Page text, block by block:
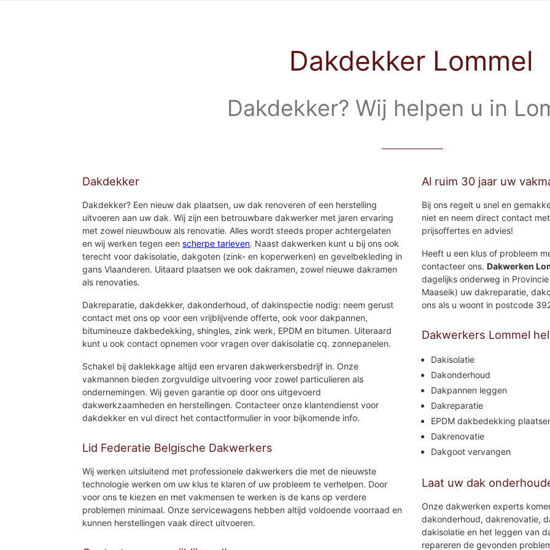
Dakdekker Lommel
Dakdekker? Wij helpen u in
Dakdekker
Dakdekker? Een nieuw dak plaatsen, uw dak renoveren of een herstelling
uitvoeren aan uw dak. Wij zijn een betrouwbare dakwerker met jaren ervaring
met zowel nieuwbouw als renovatie. Alles wordt steeds proper achtergelaten
en wij werken tegen eenscherpe tarieven. Naast dakwerken kunt u bij ons ook
terecht voor dakisolatie, dakgoten (zink- en koperwerken) en gevelbekleding in
gans Vlaanderen. Uitaard plaatsen we ook dakramen, zowel nieuwe dakramen
als renovaties.
Dakreparatie, dakdekker, dakonderhoud, of dakinspectie nodig: neem gerust
contact met ons op voor een vrijblijvende offerte, ook voor dakpannen,
bitumineuze dakbedekking, shingles, zink werk, EPDM en bitumen. Uiteraard
kunt u ook contact opnemen voor vragen over dakisolatie cq. zonnepanelen.
Schakel bij daklekkage altijd een ervaren dakwerkersbedrijf in. Onze
vakmannen bieden zorgvuldige uitvoering voor zowel particulieren als
ondernemingen. Wij geven garantie op door ons uitgevoerd
dakwerkzaamheden en herstellingen. Contacteer onze klantendienst voor
dakdekker en vul direct het contactformulier in voor bijkomende info.
Lid Federatie Belgische Dakwerkers
Wij werken uitsluitend met professionele dakwerkers die met de nieuwste
technologie werken om uw klus te klaren of uw probleem te verhelpen. Door
voor ons te kiezen en met vakmensen te werken is de kans op verdere
problemen minimaal. Onze servicewagens hebben altijd voldoende voorraad en
kunnen herstellingen vaak direct uitvoeren.
Al ruim 30 jaar uw
Bij ons regelt u snel en
niet en neem direct contact
prijsoffertes en advies!
Heeft u een klus of probleem
contacteer ons. Dakwerken
dagelijks onderweg in
Maaseik) uw dakreparatie,
ons als u woont in postcode
Dakwerkers Lommel
Dakisolatie
Dakonderhoud
Dakpannen leggen
Dakreparatie
EPDM dakbedekking
Dakrenovatie
Dakgoot vervangen
Laat uw dak
Onze dakwerken experts
dakonderhoud, dakrenovatie,
dakisolatie en het leggen van
repareren de gevonden